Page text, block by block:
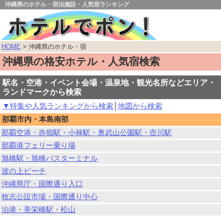
沖縄県のホテル・宿泊施設・人気宿ランキング
HOME > 沖縄県のホテル・宿
沖縄県の格安ホテル・人気宿検索
駅名・空港・イベント会場・温泉地・観光名所などエリア・
ランドマークから検索
▼特集や人気ランキングから検索
地図から検索
那覇市内・本島南部
那覇空港・赤嶺駅・小禄駅・奥武山公園駅・壺川駅
那覇港フェリー乗り場
旭橋駅・旭橋バスターミナル
波の上ビーチ
沖縄県庁・国際通り入口
牧志公設市場・国際通り中心
泊港・美栄橋駅・松山